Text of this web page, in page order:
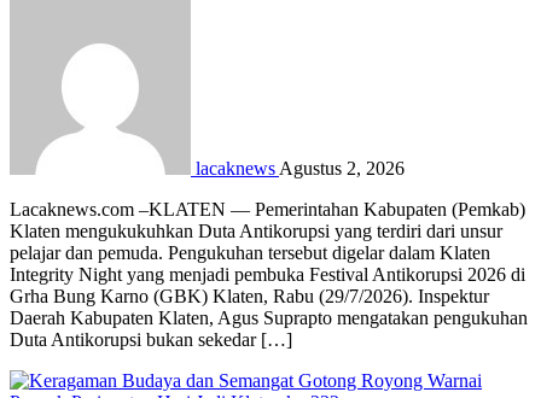
lacaknews Agustus 2, 2026
Lacaknews.com –KLATEN — Pemerintahan Kabupaten (Pemkab)
Klaten mengukukuhkan Duta Antikorupsi yang terdiri dari unsur
pelajar dan pemuda. Pengukuhan tersebut digelar dalam Klaten
Integrity Night yang menjadi pembuka Festival Antikorupsi 2026 di
Grha Bung Karno (GBK) Klaten, Rabu (29/7/2026). Inspektur
Daerah Kabupaten Klaten, Agus Suprapto mengatakan pengukuhan
Duta Antikorupsi bukan sekedar […]